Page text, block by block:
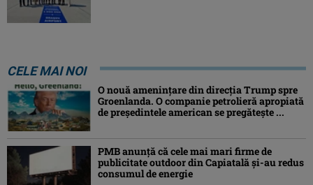
CELE MAI NOI
O nouă amenințare din direcția Trump spre
Groenlanda. O companie petrolieră apropiată
de președintele american se pregătește ...
PMB anunță că cele mai mari firme de
publicitate outdoor din Capiatală și-au redus
consumul de energie